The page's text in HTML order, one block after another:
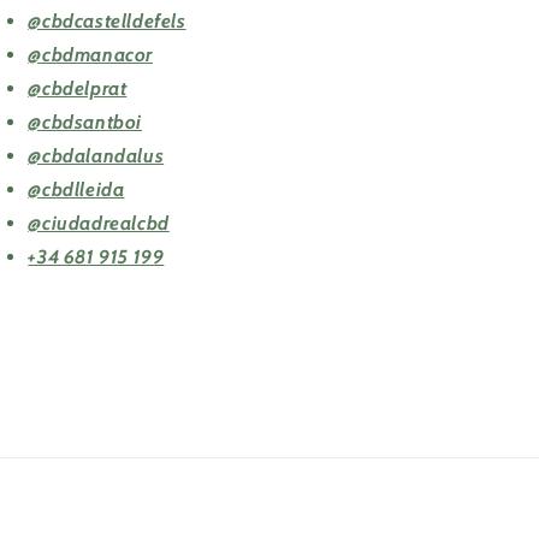
@cbdcastelldefels
@cbdmanacor
@cbdelprat
@cbdsantboi
@cbdalandalus
@cbdlleida
@ciudadrealcbd
+34 681 915 199